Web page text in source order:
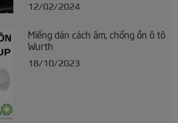
12/02/2024
Miếng dán cách âm, chống ồn ô tô
Wurth
18/10/2023